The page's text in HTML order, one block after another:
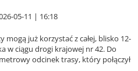
05-11 | 16:18
mogą już korzystać z całej, blisko 12-
w ciągu drogi krajowej nr 42. Do
odcinek trasy, który połączył